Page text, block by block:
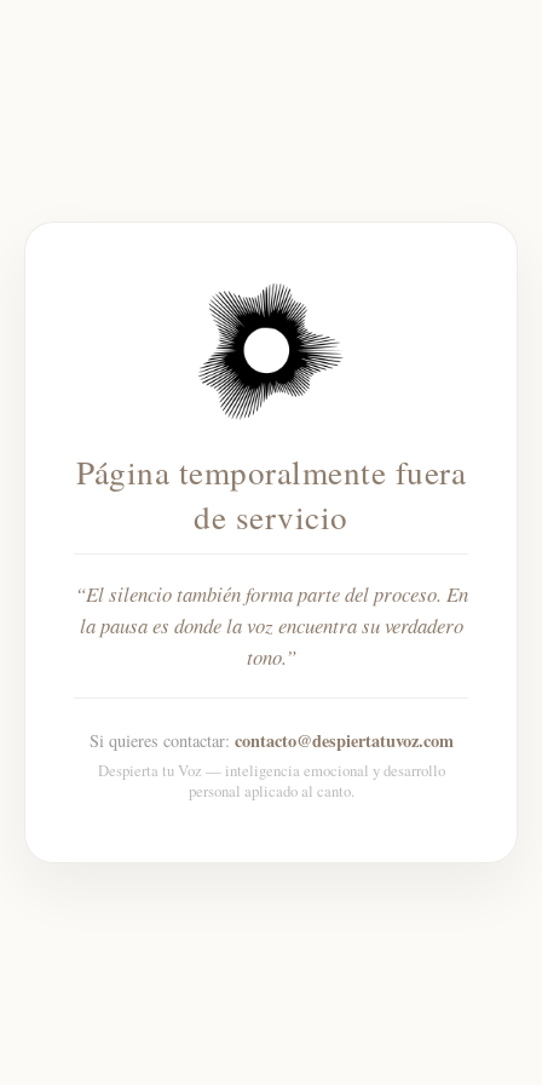
Página temporalmente fuera
de servicio
El silencio también forma parte del proceso. En
la pausa es donde la voz encuentra su verdadero
tono.
Si quieres contactar: contacto@despiertatuvoz.com
Despierta tu Voz — inteligencia emocional y desarrollo
personal aplicado al canto.